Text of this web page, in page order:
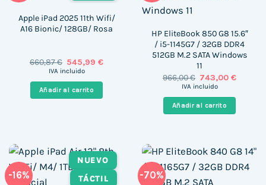
Apple iPad 2025 11th Wifi/
A16 Bionic/ 128GB/ Rosa
660,87€ El
precio
era:
660,87 €.
545,99€El
IVA incluido
Añadir al carrito
HP EliteBook 850 G8 15.6″
/ i5-1145G7 / 32GB DDR4
512GB M.2 SATA Windows
11
966,00€ El
precio
era:
966,00 €.
743,00€El
IVA incluido
Añadir al carrito
-16%
NUEVO
TÁCTIL
-70%